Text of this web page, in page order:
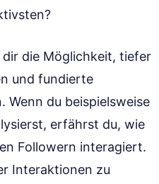
die Möglichkeit, tiefer
und fundierte
Wenn du beispielsweise
erfährst du, wie
Followern interagiert.
Interaktionen zu